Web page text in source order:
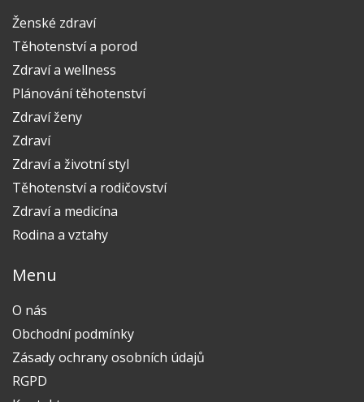
Ženské zdraví
Těhotenství a porod
Zdraví a wellness
Plánování těhotenství
Zdraví ženy
Zdraví
Zdraví a životní styl
Těhotenství a rodičovství
Zdraví a medicína
Rodina a vztahy
Menu
O nás
Obchodní podmínky
Zásady ochrany osobních údajů
RGPD